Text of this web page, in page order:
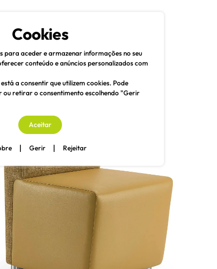
Cookies
para aceder e armazenar informações no seu
conteúdo e anúncios personalizados com
a consentir que utilizem cookies. Pode
ou retirar o consentimento escolhendo "Gerir
Aceitar
| Gerir | Rejeitar